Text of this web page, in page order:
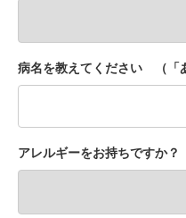
病名を教えてください （「
アレルギーをお持ちですか？